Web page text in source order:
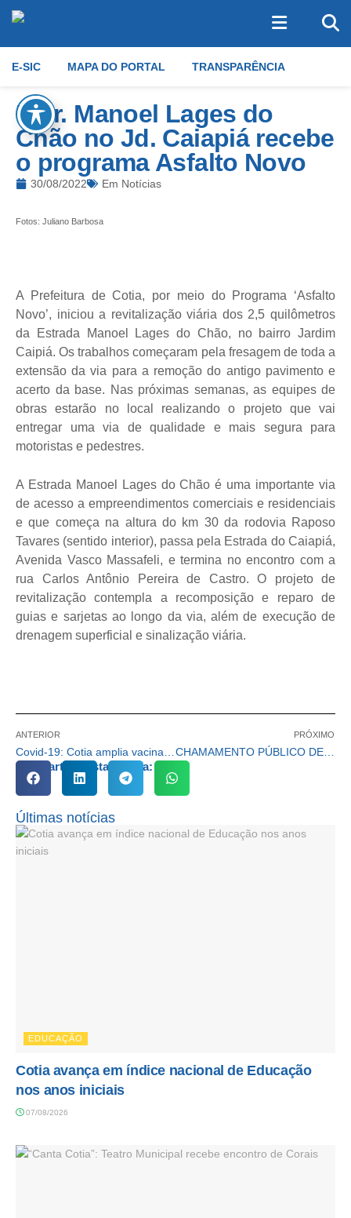
E-SIC MAPA DO PORTAL TRANSPARÊNCIA
Estr. Manoel Lages do
Chão no Jd. Caiapiá recebe
o programa Asfalto Novo
30/08/2022 Em Notícias
Fotos: Juliano Barbosa
A Prefeitura de Cotia, por meio do Programa ‘Asfalto
Novo’, iniciou a revitalização viária dos 2,5 quilômetros
da Estrada Manoel Lages do Chão, no bairro Jardim
Caipiá. Os trabalhos começaram pela fresagem de toda a
extensão da via para a remoção do antigo pavimento e
acerto da base. Nas próximas semanas, as equipes de
obras estarão no local realizando o projeto que vai
entregar uma via de qualidade e mais segura para
motoristas e pedestres.
A Estrada Manoel Lages do Chão é uma importante via
de acesso a empreendimentos comerciais e residenciais
e que começa na altura do km 30 da rodovia Raposo
Tavares (sentido interior), passa pela Estrada do Caiapiá,
Avenida Vasco Massafeli, e termina no encontro com a
rua Carlos Antônio Pereira de Castro. O projeto de
revitalização contempla a recomposição e reparo de
guias e sarjetas ao longo da via, além de execução de
drenagem superficial e sinalização viária.
ANTERIOR PRÓXIMO
CHAMAMENTO PÚBLICO DE CREDENCIAMENTO SECRETARIA DE TURISMO Nº 01/2022 EXPOSIÇÕES TEMPORÁRIAS
Compartilhe esta notícia:
Últimas notícias
EDUCAÇÃO
Cotia avança em índice nacional de Educação
nos anos iniciais
07/08/2026